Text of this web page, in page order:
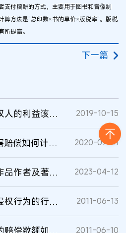
支付稿酬的方式，主要用于图书和音像制
算方法是“总印数×书的单价×版税率”。版税
所提高。
下一篇
肖像权人与著作权人的利益该如何平衡？ 2019-10-15
KTV版权案中损害赔偿如何计算？ 2020-07-21
法人作品与合作作品作者及著作权人的司法认定 2023-04-12
如何计算著作权侵权行为的行政罚款数额? 2011-06-13
侵犯商标专用权的赔偿数额如何计算？ 2011-06-10